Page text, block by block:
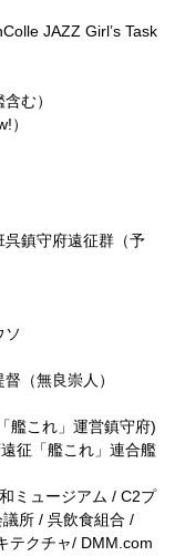
JAZZ Girl’s Task
む）
）
呉鎮守府遠征群（予
ソ
（無良崇人）
機関(「艦これ」運営鎮守府)
所 / 呉飲食組合 /
ャ/ DMM.com